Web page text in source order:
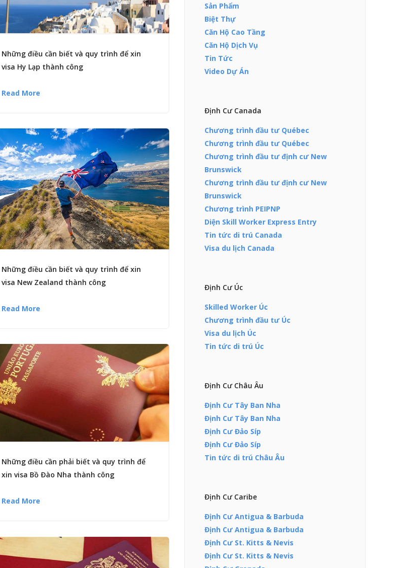
Những điều cần biết và quy trình để xin
visa Hy Lạp thành công
Read More
Những điều cần biết và quy trình để xin
visa New Zealand thành công
Read More
Những điều cần phải biết và quy trình để
xin visa Bồ Đào Nha thành công
Read More
Sản Phẩm
Biệt Thự
Căn Hộ Cao Tầng
Căn Hộ Dịch Vụ
Tin Tức
Video Dự Án
Định Cư Canada
Chương trình đầu tư Québec
Chương trình đầu tư Québec
Chương trình đầu tư định cư New
Brunswick
Chương trình đầu tư định cư New
Brunswick
Chương trình PEIPNP
Diện Skill Worker Express Entry
Tin tức di trú Canada
Visa du lịch Canada
Định Cư Úc
Skilled Worker Úc
Chương trình đầu tư Úc
Visa du lịch Úc
Tin tức di trú Úc
Định Cư Châu Âu
Định Cư Tây Ban Nha
Định Cư Tây Ban Nha
Định Cư Đảo Síp
Định Cư Đảo Síp
Tin tức di trú Châu Âu
Định Cư Caribe
Định Cư Antigua & Barbuda
Định Cư Antigua & Barbuda
Định Cư St. Kitts & Nevis
Định Cư St. Kitts & Nevis